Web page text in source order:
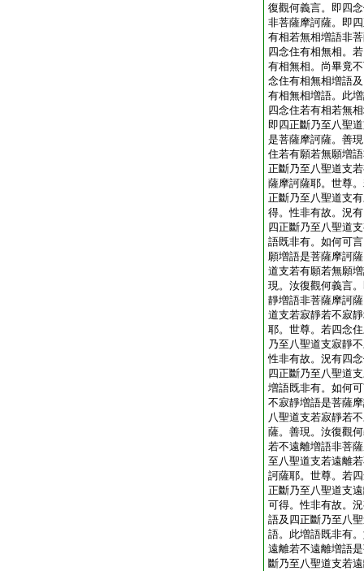
復觀何義言。即四
非菩薩摩訶薩。即
有相若無相増語非
四念住有相無相。
有相無相。尚畢竟
念住有相無相増語
有相無相増語。此
四念住若有相若無
即四正斷乃至八聖
是菩薩摩訶薩。善
住若有願若無願増
正斷乃至八聖道支
薩摩訶薩耶。世尊
正斷乃至八聖道支
得。性非有故。況
四正斷乃至八聖道
語既非有。如何可
願増語是菩薩摩訶
道支若有願若無願
現。汝復觀何義言
靜増語非菩薩摩訶
道支若寂靜若不寂
耶。世尊。若四念
乃至八聖道支寂靜
性非有故。況有四
四正斷乃至八聖道
増語既非有。如何
不寂靜増語是菩薩
八聖道支若寂靜若
薩。善現。汝復觀
若不遠離増語非菩
至八聖道支若遠離
訶薩耶。世尊。若
正斷乃至八聖道支
可得。性非有故。
語及四正斷乃至八
語。此増語既非有
遠離若不遠離増語
斷乃至八聖道支若